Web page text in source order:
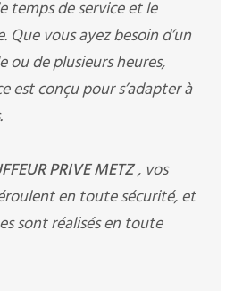
temps de service et le
Que vous ayez besoin d’un
ou de plusieurs heures,
est conçu pour s’adapter à
PRIVE METZ, vos
en toute sécurité, et
sont réalisés en toute